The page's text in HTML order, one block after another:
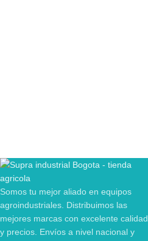
Somos tu mejor aliado en equipos
agroindustriales. Distribuimos las
mejores marcas con excelente calidad
y precios. Envíos a nivel nacional y